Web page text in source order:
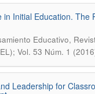
in Initial Education. The
Educativo,
Vol. 53 Núm. 1
Leadership for